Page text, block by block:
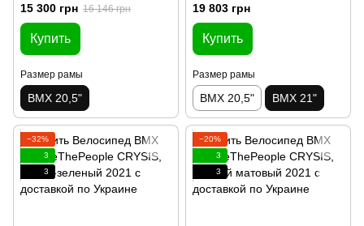
15 300 грн 16 146 грн
Купить
Размер рамы
BMX 20,5"
19 803 грн
Купить
Размер рамы
BMX 20,5" BMX 21"
−32%
3
3
−20%
3
3